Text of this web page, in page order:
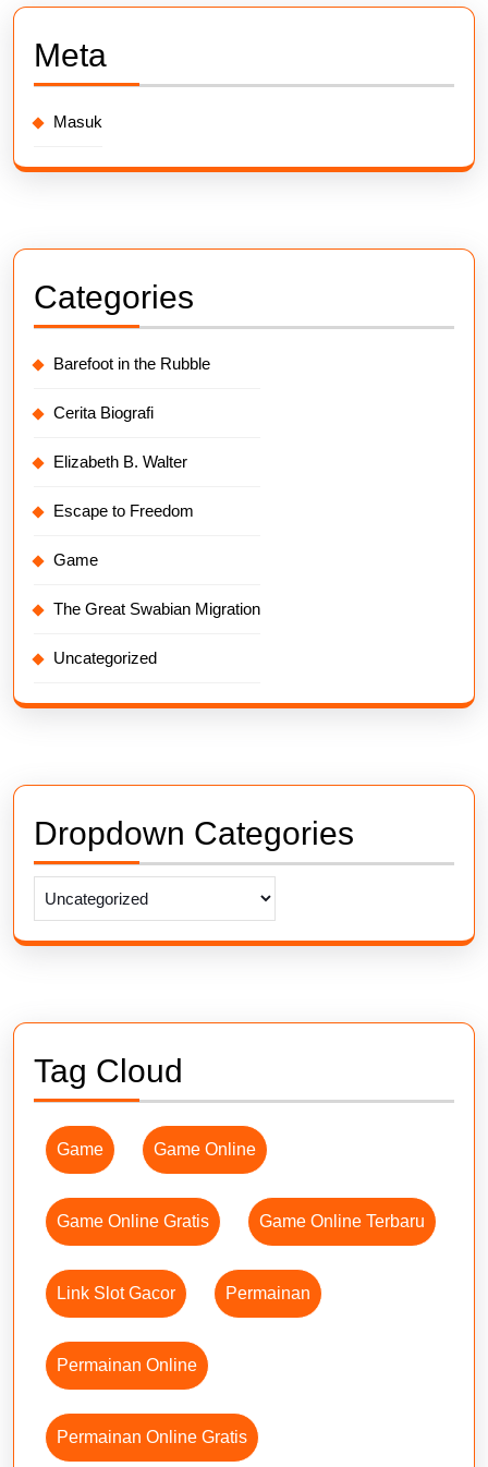
Meta
Masuk
Categories
Barefoot in the Rubble
Cerita Biografi
Elizabeth B. Walter
Escape to Freedom
Game
The Great Swabian Migration
Uncategorized
Dropdown Categories
Tag Cloud
Game Game Online
Game Online Gratis Game Online Terbaru
Link Slot Gacor Permainan
Permainan Online
Permainan Online Gratis